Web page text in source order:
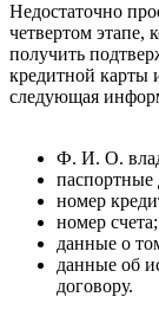
Недостаточно
четвертом этапе,
получить
кредитной карты
следующая
Ф. И. О.
паспортные
номер
номер счета;
данные о
данные об
договору.